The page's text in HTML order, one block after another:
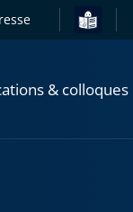
& colloques